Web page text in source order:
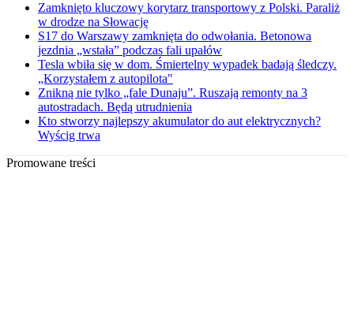
Zamknięto kluczowy korytarz transportowy z Polski. Paraliż
w drodze na Słowację
S17 do Warszawy zamknięta do odwołania. Betonowa
jezdnia „wstała” podczas fali upałów
Tesla wbiła się w dom. Śmiertelny wypadek badają śledczy.
„Korzystałem z autopilota"
Znikną nie tylko „fale Dunaju”. Ruszają remonty na 3
autostradach. Będą utrudnienia
Kto stworzy najlepszy akumulator do aut elektrycznych?
Wyścig trwa
Promowane treści